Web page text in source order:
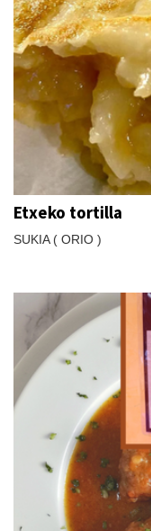
Etxeko tortilla
SUKIA ( ORIO )